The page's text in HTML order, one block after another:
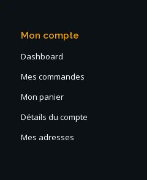
Mon compte
Dashboard
Mes commandes
Mon panier
Détails du compte
Mes adresses